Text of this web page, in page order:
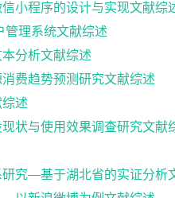
小程序的设计与实现文献综
管理系统文献综述
分析文献综述
费趋势预测研究文献综述
述
状与使用效果调查研究文献
究—基于湖北省的实证分析